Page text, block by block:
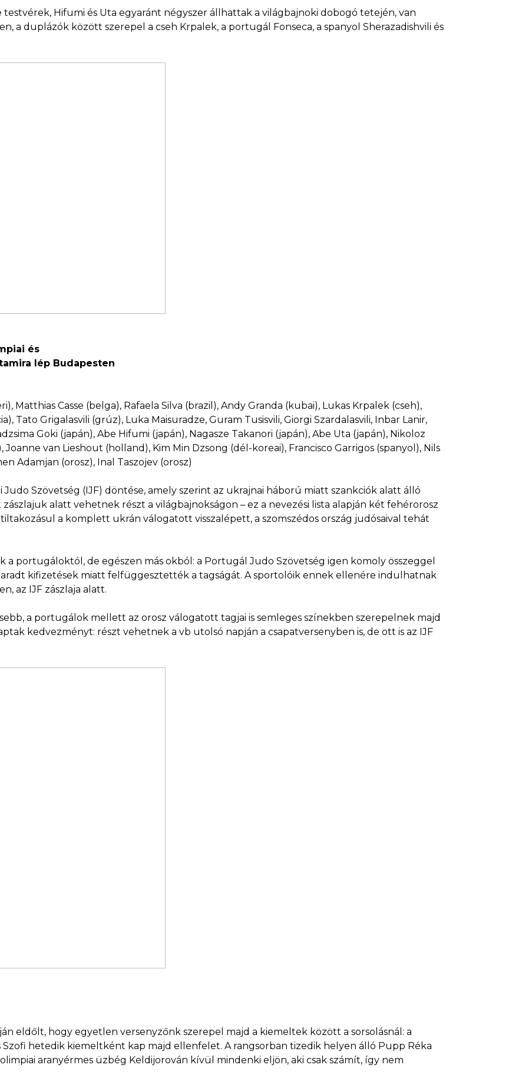
Hifumi és Uta egyaránt négyszer állhattak a világbajnoki dobogó tetején, van
a duplázók között szerepel a cseh Krpalek, a portugál Fonseca, a spanyol Sherazadishvili és
és
lép Budapesten
Matthias Casse (belga), Rafaela Silva (brazil), Andy Granda (kubai), Lukas Krpalek (cseh),
Tato Grigalasvili (grúz), Luka Maisuradze, Guram Tusisvili, Giorgi Szardalasvili, Inbar Lanir,
Goki (japán), Abe Hifumi (japán), Nagasze Takanori (japán), Abe Uta (japán), Nikoloz
van Lieshout (holland), Kim Min Dzsong (dél-koreai), Francisco Garrigos (spanyol), Nils
Adamjan (orosz), Inal Taszojev (orosz)
Szövetség (IJF) döntése, amely szerint az ukrajnai háború miatt szankciók alatt álló
alatt vehetnek részt a világbajnokságon – ez a nevezési lista alapján két fehérorosz
a komplett ukrán válogatott visszalépett, a szomszédos ország judósaival tehát
a portugáloktól, de egészen más okból: a Portugál Judo Szövetség igen komoly összeggel
kifizetések miatt felfüggesztették a tagságát. A sportolóik ennek ellenére indulhatnak
az IJF zászlaja alatt.
a portugálok mellett az orosz válogatott tagjai is semleges színekben szerepelnek majd
kedvezményt: részt vehetnek a vb utolsó napján a csapatversenyben is, de ott is az IJF
eldőlt, hogy egyetlen versenyzőnk szerepel majd a kiemeltek között a sorsolásnál: a
hetedik kiemeltként kap majd ellenfelet. A rangsorban tizedik helyen álló Pupp Réka
aranyérmes üzbég Keldijorován kívül mindenki eljön, aki csak számít, így nem